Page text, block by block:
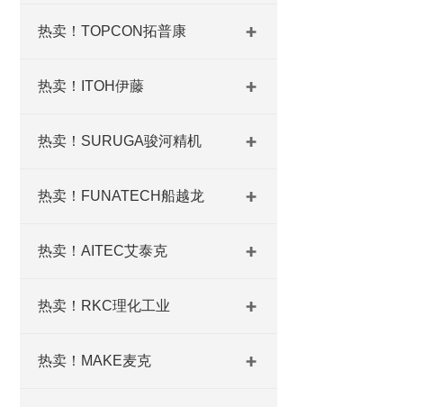
热卖！TOPCON拓普康
热卖！ITOH伊藤
热卖！SURUGA骏河精机
热卖！FUNATECH船越龙
热卖！AITEC艾泰克
热卖！RKC理化工业
热卖！MAKE麦克